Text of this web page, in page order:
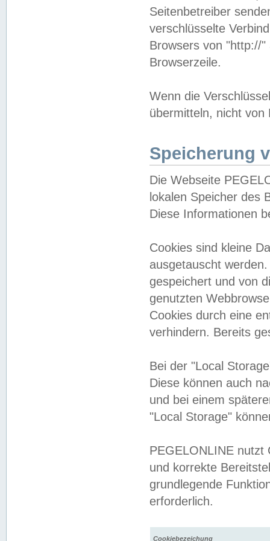
Seitenbetreiber
verschlüsselte
Browsers von "http://
Browserzeile.
Wenn die
übermitteln, nicht von
Speicherung
Die Webseite
lokalen Speicher des
Diese Informationen
Cookies sind kleine
ausgetauscht
gespeichert und von
genutzten
Cookies durch eine
verhindern. Bereits
Bei der "Local
Diese können auch
und bei einem
"Local Storage"
PEGELONLINE nutzt
und korrekte
grundlegende
erforderlich.
Cookiebezeichung